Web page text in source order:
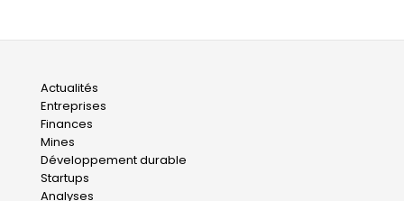
Main
navigation
Actualités
Entreprises
Finances
Mines
Développement durable
Startups
Analyses